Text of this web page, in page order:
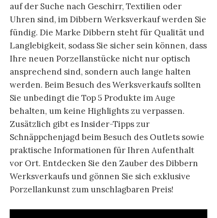
auf der Suche nach Geschirr, Textilien oder
Uhren sind, im Dibbern Werksverkauf werden Sie
fündig. Die Marke Dibbern steht für Qualität und
Langlebigkeit, sodass Sie sicher sein können, dass
Ihre neuen Porzellanstücke nicht nur optisch
ansprechend sind, sondern auch lange halten
werden. Beim Besuch des Werksverkaufs sollten
Sie unbedingt die Top 5 Produkte im Auge
behalten, um keine Highlights zu verpassen.
Zusätzlich gibt es Insider-Tipps zur
Schnäppchenjagd beim Besuch des Outlets sowie
praktische Informationen für Ihren Aufenthalt
vor Ort. Entdecken Sie den Zauber des Dibbern
Werksverkaufs und gönnen Sie sich exklusive
Porzellankunst zum unschlagbaren Preis!